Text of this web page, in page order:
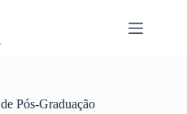
Pós-Graduação